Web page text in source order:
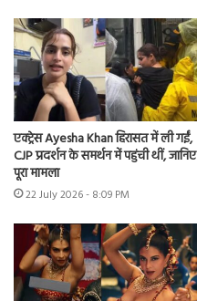
एक्ट्रेस Ayesha Khan हिरासत में ली गईं,
CJP प्रदर्शन के समर्थन में पहुंची थीं, जानिए
पूरा मामला
22 July 2026 - 8:09 PM